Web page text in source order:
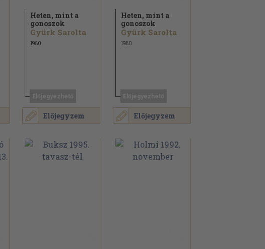
Előjegyzem
Heten, mint a
gonoszok
Gyürk Sarolta
1980
Előjegyzem
Heten, mint a
gonoszok
Gyürk Sarolta
1980